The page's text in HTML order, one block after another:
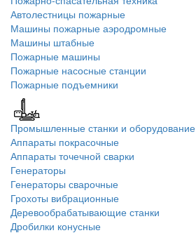
Автолестницы пожарные
Машины пожарные аэродромные
Машины штабные
Пожарные машины
Пожарные насосные станции
Пожарные подъемники
Промышленные станки и оборудование
Аппараты покрасочные
Аппараты точечной сварки
Генераторы
Генераторы сварочные
Грохоты вибрационные
Деревообрабатывающие станки
Дробилки конусные